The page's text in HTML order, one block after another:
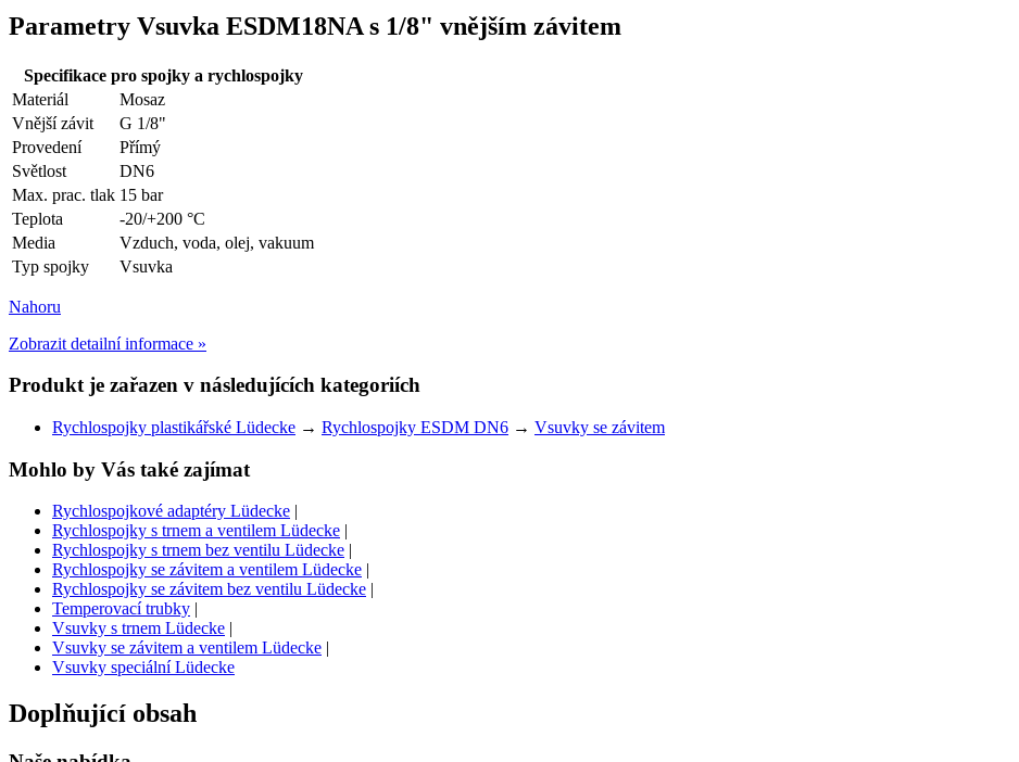
Parametry Vsuvka ESDM18NA s 1/8" vnějším závitem
Specifikace pro spojky a rychlospojky
Materiál
Mosaz
Vnější závit
G 1/8"
Provedení
Přímý
Světlost
DN6
Max. prac. tlak 15 bar
Teplota
-20/+200 °C
Media
Vzduch, voda, olej, vakuum
Typ spojky
Vsuvka
Nahoru
Zobrazit detailní informace »
Produkt je zařazen v následujících kategoriích
Rychlospojky plastikářské Lüdecke → Rychlospojky ESDM DN6 → Vsuvky se závitem
Mohlo by Vás také zajímat
Rychlospojkové adaptéry Lüdecke |
Rychlospojky s trnem a ventilem Lüdecke |
Rychlospojky s trnem bez ventilu Lüdecke |
Rychlospojky se závitem a ventilem Lüdecke |
Rychlospojky se závitem bez ventilu Lüdecke |
Temperovací trubky |
Vsuvky s trnem Lüdecke |
Vsuvky se závitem a ventilem Lüdecke |
Vsuvky speciální Lüdecke
Doplňující obsah